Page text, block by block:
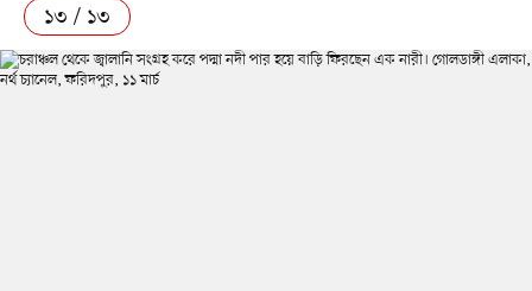
১৩ / ১৩